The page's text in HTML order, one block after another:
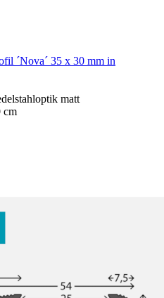
´Nova´ 35 x 30 mm in
matt
cm